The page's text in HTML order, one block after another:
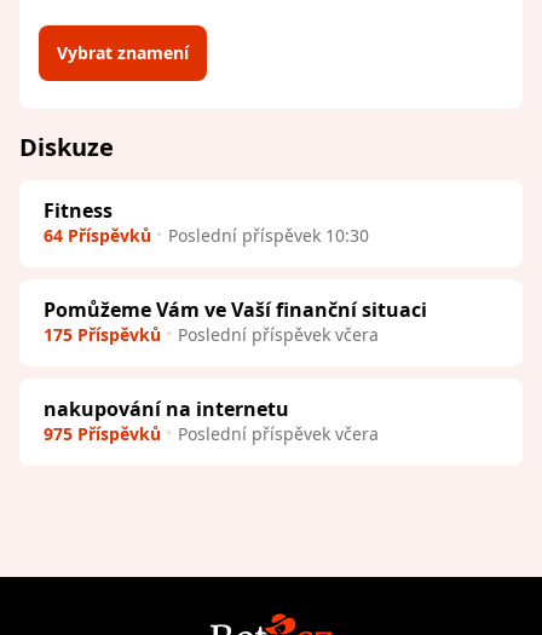
Vybrat znamení
Diskuze
Fitness
64 Příspěvků Poslední příspěvek 10:30
Pomůžeme Vám ve Vaší finanční situaci
175 Příspěvků Poslední příspěvek včera
nakupování na internetu
975 Příspěvků Poslední příspěvek včera